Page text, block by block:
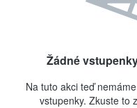
Žádné
Na tuto akci teď
vstupenky. Zkuste to